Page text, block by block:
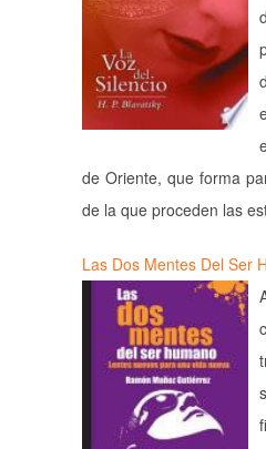
de Oriente, que forma
de la que proceden las
Las Dos Mentes Del Ser